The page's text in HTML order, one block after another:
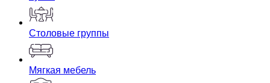
Столовые группы
Мягкая мебель